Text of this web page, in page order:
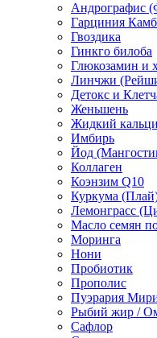
Андрографис
Гарциния
Гвоздика
Гинкго билоба
Глюкозамин и
Линчжи
Детокс и
Женьшень
Жидкий
Имбирь
Йод
Коллаген
Коэнзим Q10
Куркума
Лемонграсс
Масло семян
Моринга
Нони
Пробиотик
Прополис
Пуэрария
Рыбий жир /
Сафлор